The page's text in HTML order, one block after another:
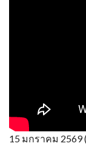
15 มกราคม